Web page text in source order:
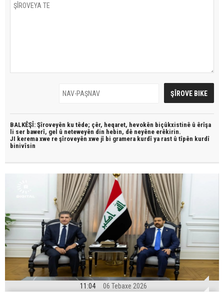
BALKÊŞÎ: Şîroveyên ku têde; çêr, heqaret, hevokên biçûkxistinê û êrîşa
li ser bawerî, gel û neteweyên din hebin, dê neyêne erêkirin.
JI kerema xwe re şîroveyên xwe jî bi gramera kurdî ya rast û tîpên kurdî
binivîsin
11:04 06 Tebaxe 2026